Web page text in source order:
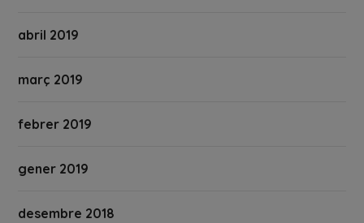
abril 2019
març 2019
febrer 2019
gener 2019
desembre 2018